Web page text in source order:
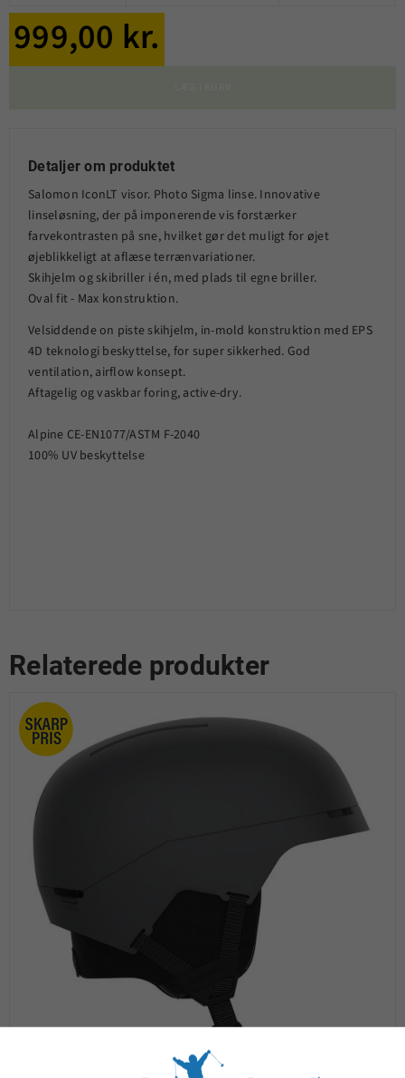
999,00 kr.
Detaljer om produktet
Salomon IconLT visor. Photo Sigma linse. Innovative
linseløsning, der på imponerende vis forstærker
farvekontrasten på sne, hvilket gør det muligt for øjet
øjeblikkeligt at aflæse terrænvariationer.
Skihjelm og skibriller i én, med plads til egne briller.
Oval fit - Max konstruktion.
Velsiddende on piste skihjelm, in-mold konstruktion med EPS
4D teknologi beskyttelse, for super sikkerhed. God
ventilation, airflow konsept.
Aftagelig og vaskbar foring, active-dry.
Alpine CE-EN1077/ASTM F-2040
100% UV beskyttelse
Relaterede produkter